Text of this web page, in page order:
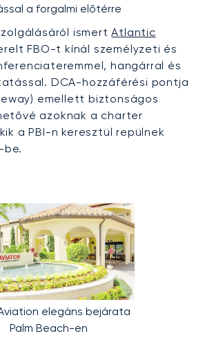
a forgalmi előtérre
ismertAtlantic
FBO-t kínál személyzeti és
hangárral és
DCA-hozzáférési pontja
emellett biztonságos
azoknak a charter
a PBI-n keresztül repülnek
be.
elegáns bejárata
Palm Beach-en